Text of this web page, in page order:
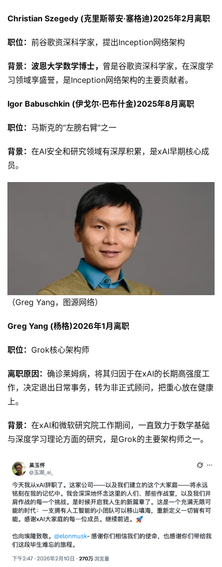
Christian Szegedy (克里斯蒂安·塞格迪)2025年2月离职
职位： 前谷歌资深科学家，提出Inception网络架构
背景：波恩大学数学博士， 曾是谷歌资深科学家，在深度学
习领域享盛誉，是Inception网络架构的主要贡献者。
Igor Babuschkin (伊戈尔·巴布什金)2025年8月离职
职位： 马斯克的“左膀右臂”之一
背景： 在AI安全和研究领域有深厚积累，是xAI早期核心成
员。
（Greg Yang，图源网络）
Greg Yang (杨格)2026年1月离职
职位： Grok核心架构师
离职原因： 确诊莱姆病，将其归因于在xAI的长期高强度工
作，决定退出日常事务，转为非正式顾问，把重心放在健康
上。
背景： 在xAI和微软研究院工作期间，一直致力于数学基础
与深度学习理论方面的研究，是Grok的主要架构师之一。